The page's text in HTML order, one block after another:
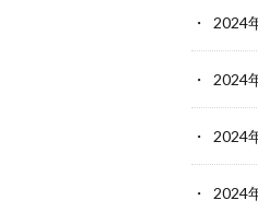
2024
2024
2024
2024